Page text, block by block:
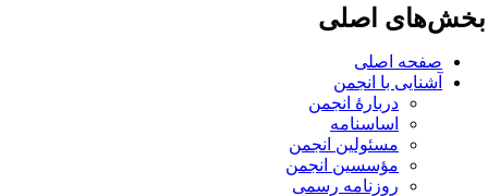
اصلی
صفحه اصلی
آشنایی با انجمن
دربارۀ انجمن
اساسنامه
مسئولین انجمن
مؤسسین انجمن
روزنامه رسمی